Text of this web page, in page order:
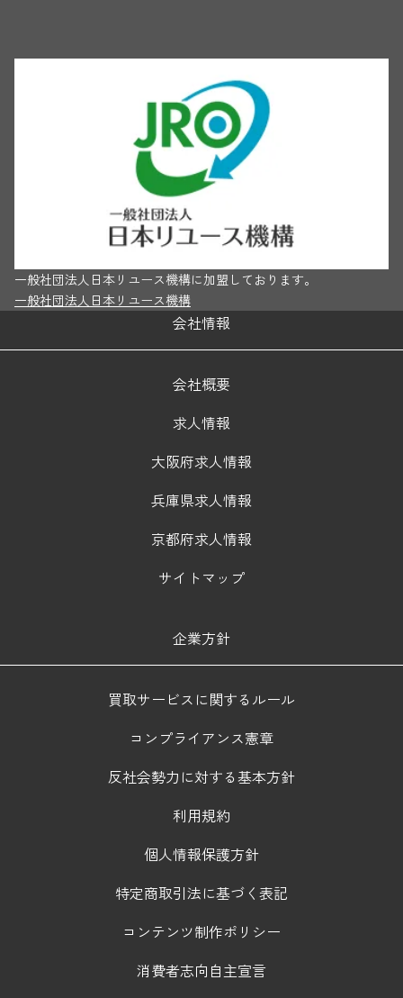
一般社団法人日本リユース機構に加盟しております。
一般社団法人日本リユース機構
会社情報
会社概要
求人情報
大阪府求人情報
兵庫県求人情報
京都府求人情報
サイトマップ
企業方針
買取サービスに関するルール
コンプライアンス憲章
反社会勢力に対する基本方針
利用規約
個人情報保護方針
特定商取引法に基づく表記
コンテンツ制作ポリシー
消費者志向自主宣言